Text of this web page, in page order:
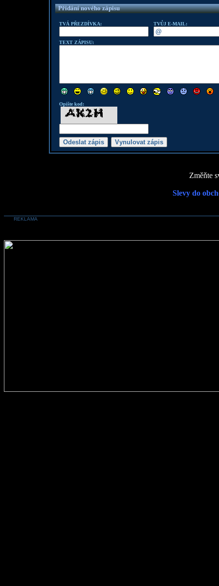
Přidání nového zápisu
TVÁ PŘEZDÍVKA: TVŮJ E-MAIL:
TEXT ZÁPISU:
Opište kod:
Změňte
Slevy do
REKLAMA